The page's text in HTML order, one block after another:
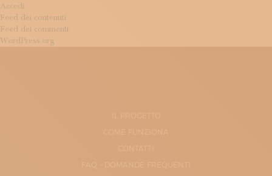
Accedi
Feed dei contenuti
Feed dei commenti
WordPress.org